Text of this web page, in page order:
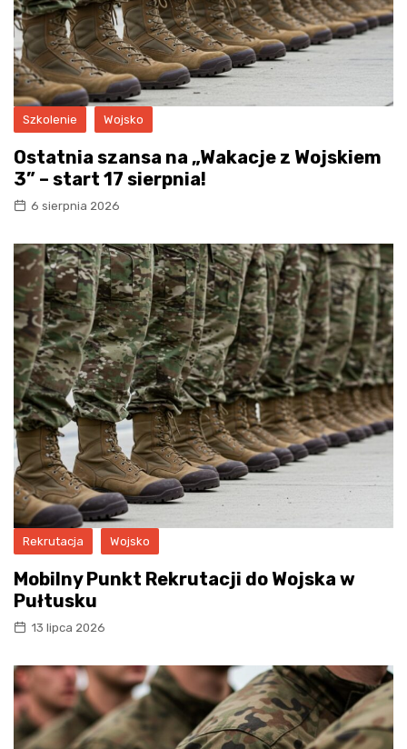
Szkolenie Wojsko
Ostatnia szansa na „Wakacje z Wojskiem
3” – start 17 sierpnia!
6 sierpnia 2026
Rekrutacja Wojsko
Mobilny Punkt Rekrutacji do Wojska w
Pułtusku
13 lipca 2026